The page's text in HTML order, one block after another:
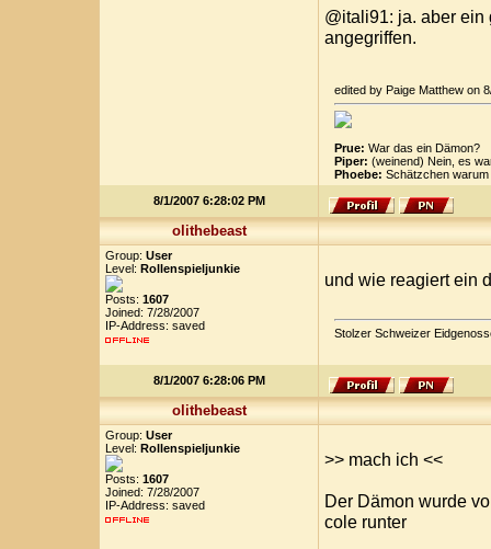
@itali91: ja. aber
angegriffen.
edited by Paige Matthew on
Prue: War das ein Dämon?
Piper: (weinend) Nein, es
Phoebe: Schätzchen
8/1/2007 6:28:02 PM
olithebeast
Group: User
Level: Rollenspieljunkie
Posts: 1607
Joined: 7/28/2007
IP-Address: saved
und wie reagiert ein
Stolzer Schweizer
8/1/2007 6:28:06 PM
olithebeast
Group: User
Level: Rollenspieljunkie
Posts: 1607
Joined: 7/28/2007
IP-Address: saved
>> mach ich <<
Der Dämon wurde
cole runter